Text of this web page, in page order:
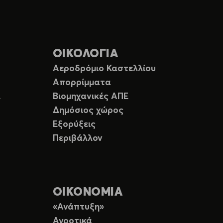
ΟΙΚΟΛΟΓΙΑ
Αεροδρόμιο Καστελλίου
Απορρίμματα
Βιομηχανικές ΑΠΕ
Δημόσιος χώρος
Εξορύξεις
Περιβάλλον
ΟΙΚΟΝΟΜΙΑ
«Ανάπτυξη»
Αγροτικά